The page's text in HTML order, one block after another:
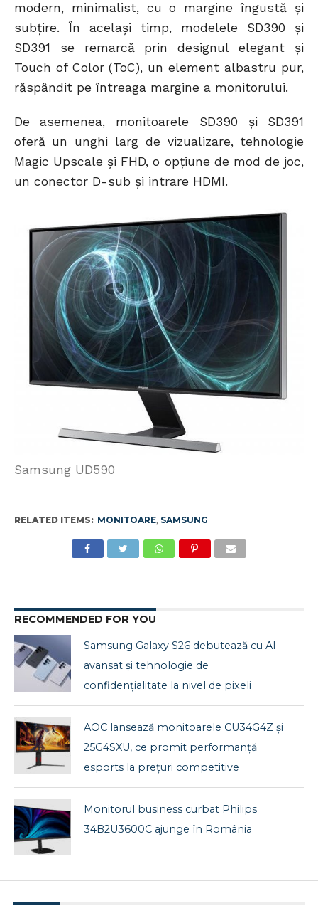
modern, minimalist, cu o margine îngustă şi
subțire. În același timp, modelele SD390 și
SD391 se remarcă prin designul elegant și
Touch of Color (ToC), un element albastru pur,
răspândit pe întreaga margine a monitorului.
De asemenea, monitoarele SD390 și SD391
oferă un unghi larg de vizualizare, tehnologie
Magic Upscale și FHD, o opțiune de mod de joc,
un conector D-sub și intrare HDMI.
Samsung UD590
RELATED ITEMS: MONITOARE, SAMSUNG
RECOMMENDED FOR YOU
Samsung Galaxy S26 debutează cu AI
avansat și tehnologie de
confidențialitate la nivel de pixeli
AOC lansează monitoarele CU34G4Z și
25G4SXU, ce promit performanță
esports la prețuri competitive
Monitorul business curbat Philips
34B2U3600C ajunge în România